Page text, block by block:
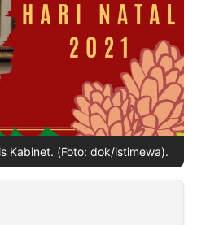
Kabinet. (Foto: dok/istimewa).